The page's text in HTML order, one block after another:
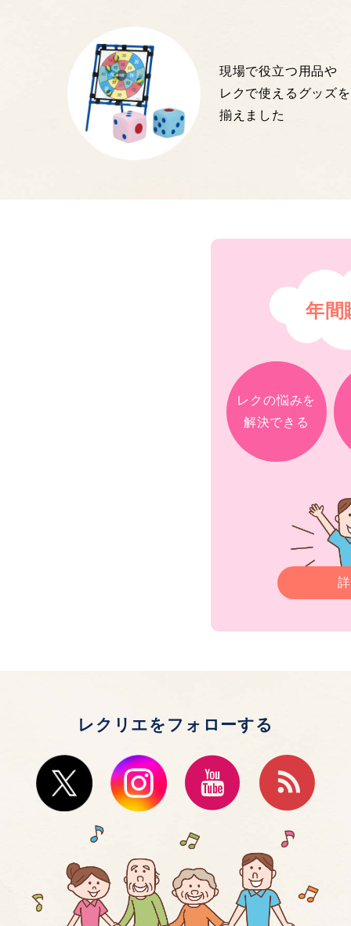
現場で役立つ用品や
レクで使えるグッズを
揃えました
年間
レクの悩みを
解決できる
レクリエをフォローする